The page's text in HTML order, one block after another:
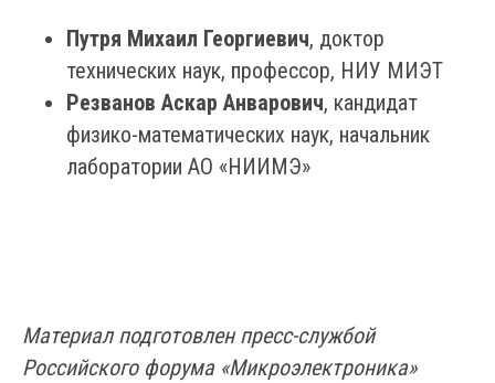
Путря Михаил Георгиевич, доктор
технических наук, профессор, НИУ МИЭТ
Резванов Аскар Анварович, кандидат
физико-математических наук, начальник
лаборатории АО «НИИМЭ»
Материал подготовлен пресс-службой
Российского форума «Микроэлектроника»